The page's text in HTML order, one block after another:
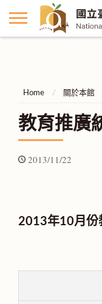
Home 關於本館
教育推廣
2013/11/22
2013年10月份